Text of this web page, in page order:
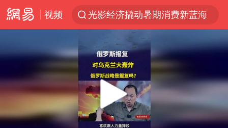
视频
光影经济撬动暑期消费新蓝海
浙江上海等地有大雨或暴雨
新疆优化调整景区内自驾服务费
“新疆的交警怎么个个像我妈”
情侣平潭拍日出坠崖1死1伤